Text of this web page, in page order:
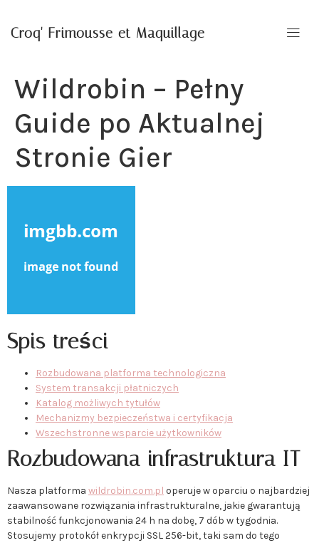
Croq' Frimousse et Maquillage
Wildrobin – Pełny
Guide po Aktualnej
Stronie Gier
Spis treści
Rozbudowana platforma technologiczna
System transakcji płatniczych
Katalog możliwych tytułów
Mechanizmy bezpieczeństwa i certyfikacja
Wszechstronne wsparcie użytkowników
Rozbudowana infrastruktura IT
Nasza platforma wildrobin.com.pl operuje w oparciu o najbardziej
zaawansowane rozwiązania infrastrukturalne, jakie gwarantują
stabilność funkcjonowania 24 h na dobę, 7 dób w tygodnia.
Stosujemy protokół enkrypcji SSL 256-bit, taki sam do tego